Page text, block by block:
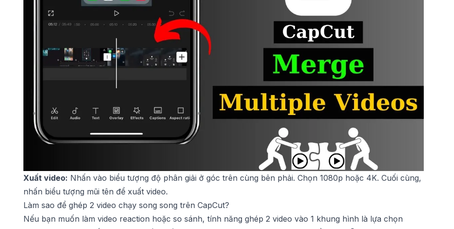
Xuất video: Nhấn vào biểu tượng độ phân giải ở góc trên cùng bên phải. Chọn 1080p hoặc 4K. Cuối cùng,
nhấn biểu tượng mũi tên để xuất video.
Làm sao để ghép 2 video chạy song song trên CapCut?
Nếu bạn muốn làm video reaction hoặc so sánh, tính năng ghép 2 video vào 1 khung hình là lựa chọn